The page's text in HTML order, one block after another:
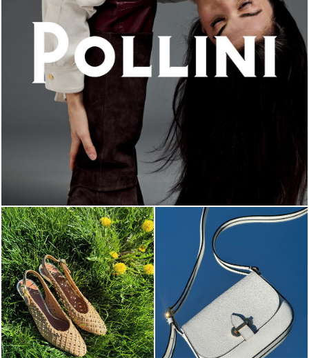
An ode to the house’s vibrant Italian roots, the new...